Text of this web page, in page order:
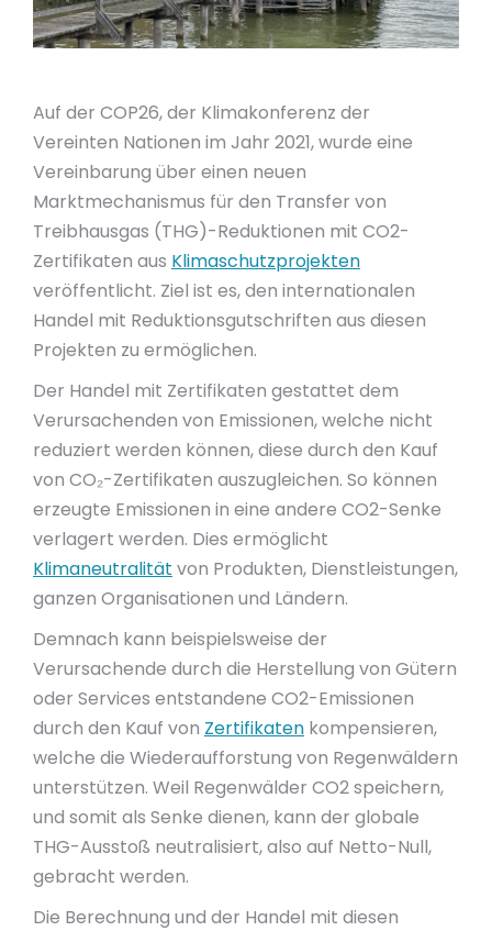
Auf der COP26, der Klimakonferenz der
Vereinten Nationen im Jahr 2021, wurde eine
Vereinbarung über einen neuen
Marktmechanismus für den Transfer von
Treibhausgas (THG)-Reduktionen mit CO2-
Zertifikaten aus Klimaschutzprojekten
veröffentlicht. Ziel ist es, den internationalen
Handel mit Reduktionsgutschriften aus diesen
Projekten zu ermöglichen.
Der Handel mit Zertifikaten gestattet dem
Verursachenden von Emissionen, welche nicht
reduziert werden können, diese durch den Kauf
von CO₂-Zertifikaten auszugleichen. So können
erzeugte Emissionen in eine andere CO2-Senke
verlagert werden. Dies ermöglicht
Klimaneutralität von Produkten, Dienstleistungen,
ganzen Organisationen und Ländern.
Demnach kann beispielsweise der
Verursachende durch die Herstellung von Gütern
oder Services entstandene CO2-Emissionen
durch den Kauf von Zertifikaten kompensieren,
welche die Wiederaufforstung von Regenwäldern
unterstützen. Weil Regenwälder CO2 speichern,
und somit als Senke dienen, kann der globale
THG-Ausstoß neutralisiert, also auf Netto-Null,
gebracht werden.
Die Berechnung und der Handel mit diesen